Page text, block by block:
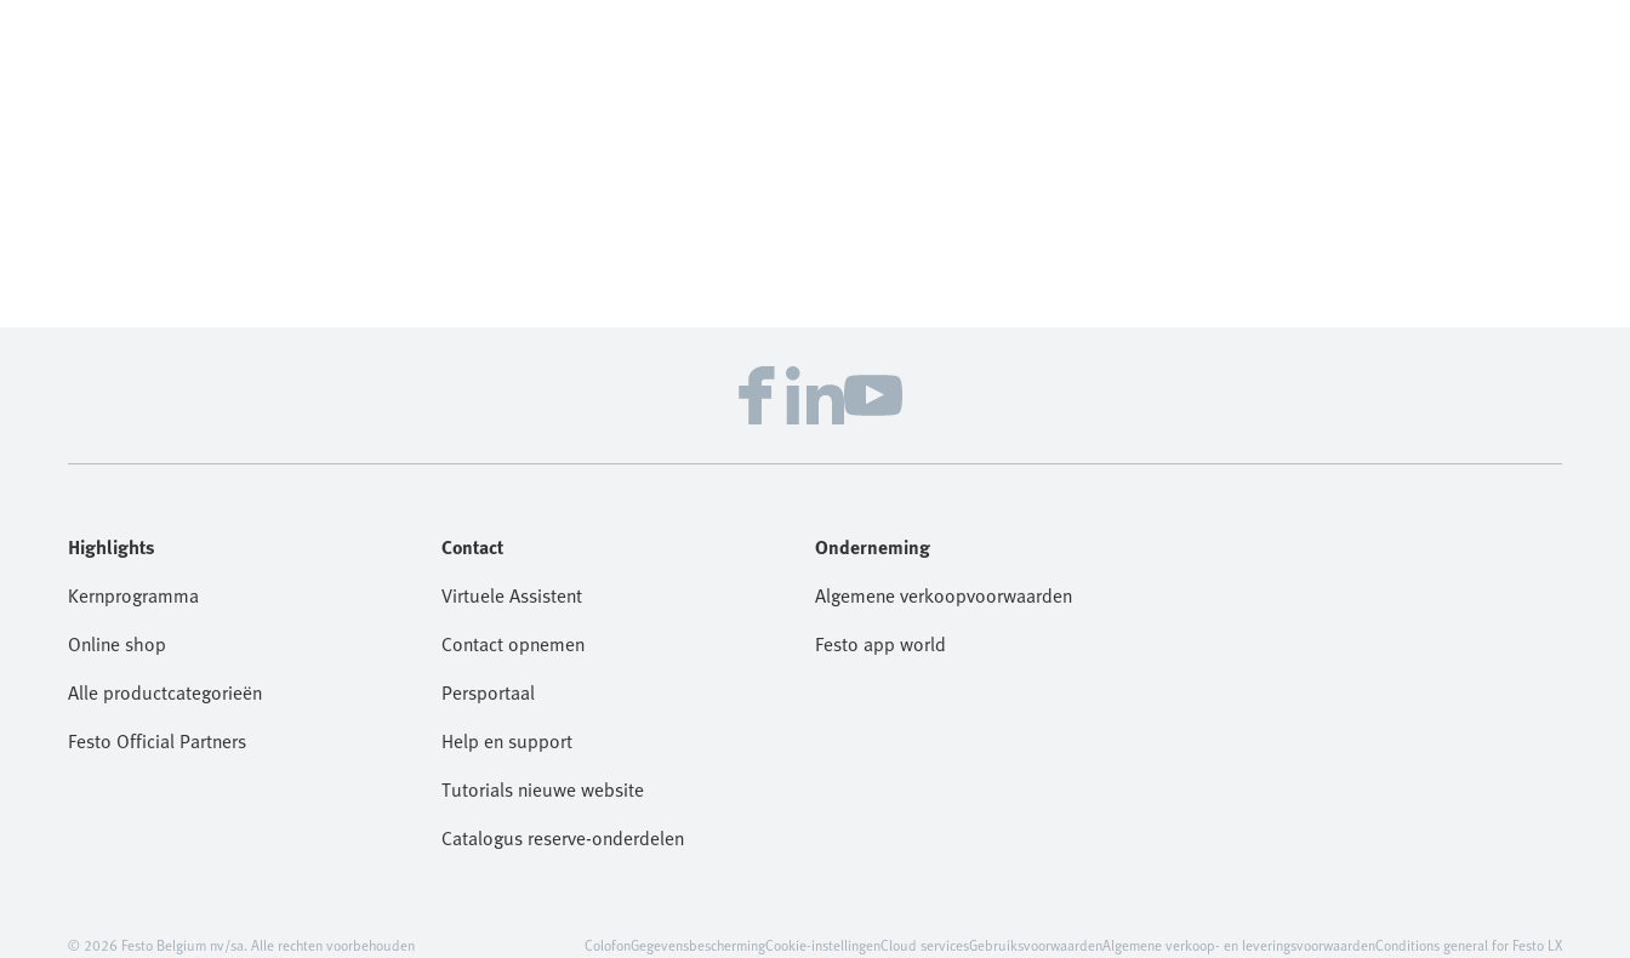
Highlights
Kernprogramma
Online shop
Alle productcategorieën
Festo Official Partners
Contact
Virtuele Assistent
Contact opnemen
Persportaal
Help en support
Tutorials nieuwe website
Catalogus reserve-onderdelen
Onderneming
Algemene verkoopvoorwaarden
Festo app world
© 2026 Festo Belgium nv/sa. Alle rechten voorbehouden ColofonGegevensbeschermingCookie-instellingenCloud servicesGebruiksvoorwaardenAlgemene verkoop- en leveringsvoorwaardenConditions general for Festo LX